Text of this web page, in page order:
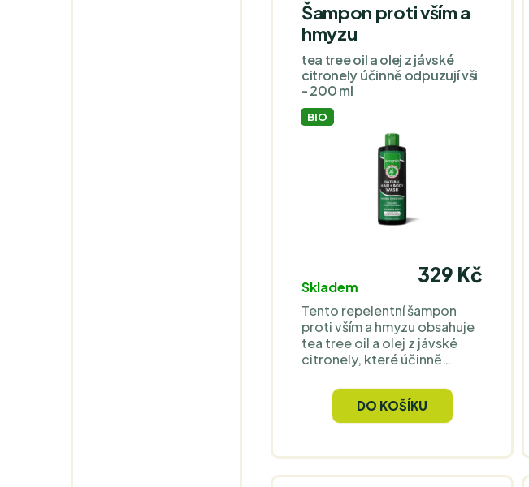
Šampon proti vším a
hmyzu
tea tree oil a olej z jávské
citronely účinně odpuzují vši
- 200 ml
BIO
Skladem
329 Kč
Tento repelentní šampon
proti vším a hmyzu obsahuje
tea tree oil a olej z jávské
citronely, které účinně
složky se vstřebávají do
pokožky těla a hlavy, včetně
vlasů, a odpuzují nepříjemný,
DO KOŠÍKU